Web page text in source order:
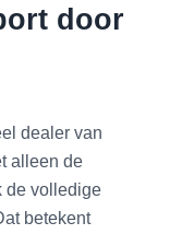
door
dealer van
alleen de
de volledige
betekent